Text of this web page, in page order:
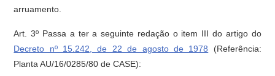
arruamento.
Art. 3º Passa a ter a seguinte redação o item III do artigo do
Decreto nº 15.242, de 22 de agosto de 1978 (Referência:
Planta AU/16/0285/80 de CASE):